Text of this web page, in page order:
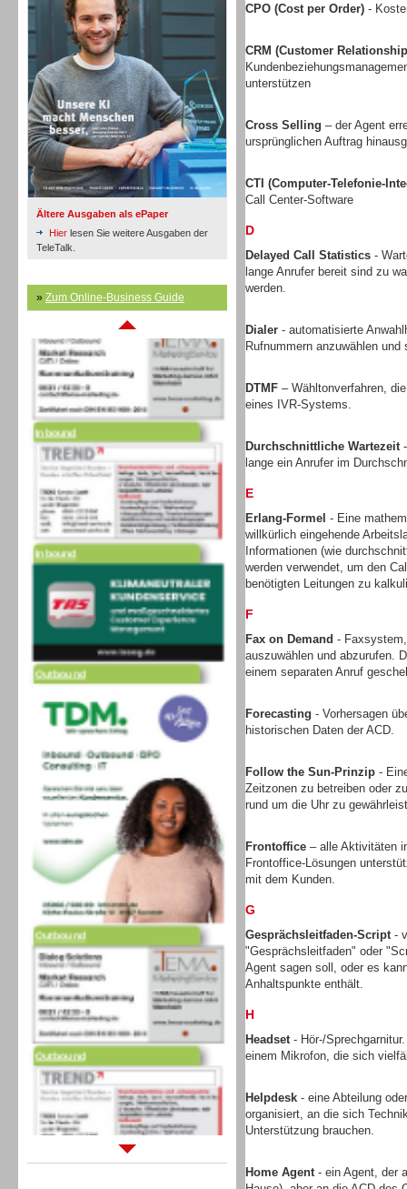
Ältere Ausgaben als ePaper
Hier lesen Sie weitere Ausgaben der
TeleTalk.
» Zum Online-Business Guide
Inbound
Inbound
Inbound
Inbound
Outbound
Outbound
Outbound
Sprachdialogsysteme u. Ki/
CPO (Cost per Order) -
CRM (Customer
unterstützen
Cross Selling – der Agent
ursprünglichen Auftrag
CTI (Computer-Telefonie-
Call Center-Software
D
Delayed Call Statistics -
lange Anrufer bereit sind zu
werden.
Dialer - automatisierte
Rufnummern anzuwählen
DTMF – Wähltonverfahren,
eines IVR-Systems.
Durchschnittliche Wartezeit-
lange ein Anrufer im
E
Erlang-Formel - Eine
willkürlich eingehende
Informationen (wie
werden verwendet, um den
benötigten Leitungen zu
F
Fax on Demand -
auszuwählen und abzurufen.
einem separaten Anruf
Forecasting - Vorhersagen
historischen Daten der ACD.
Follow the Sun-Prinzip -
Zeitzonen zu betreiben oder
rund um die Uhr zu
Frontoffice – alle Aktivitäten
Frontoffice-Lösungen
mit dem Kunden.
G
Gesprächsleitfaden-Script-
"Gesprächsleitfaden" oder
Agent sagen soll, oder es
Anhaltspunkte enthält.
H
Headset- Hör-/
einem Mikrofon, die sich
Helpdesk - eine Abteilung
organisiert, an die sich
Unterstützung brauchen.
Home Agent- ein Agent, der